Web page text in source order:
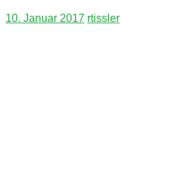
10. Januar 2017 rtissler